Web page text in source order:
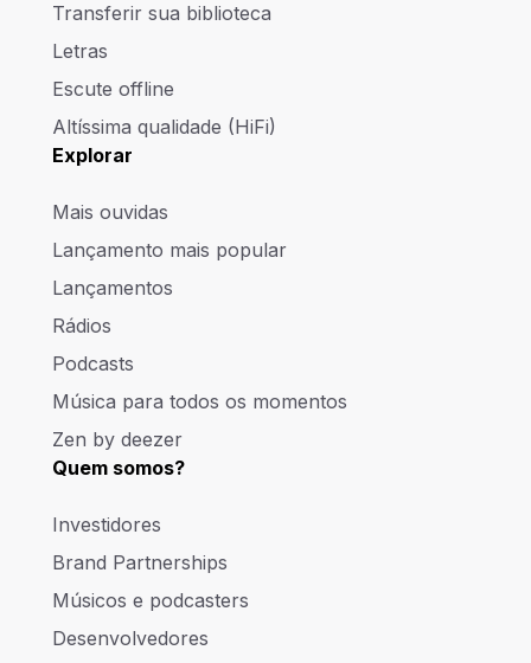
Transferir sua biblioteca
Letras
Escute offline
Altíssima qualidade (HiFi)
Explorar
Mais ouvidas
Lançamento mais popular
Lançamentos
Rádios
Podcasts
Música para todos os momentos
Zen by deezer
Quem somos?
Investidores
Brand Partnerships
Músicos e podcasters
Desenvolvedores